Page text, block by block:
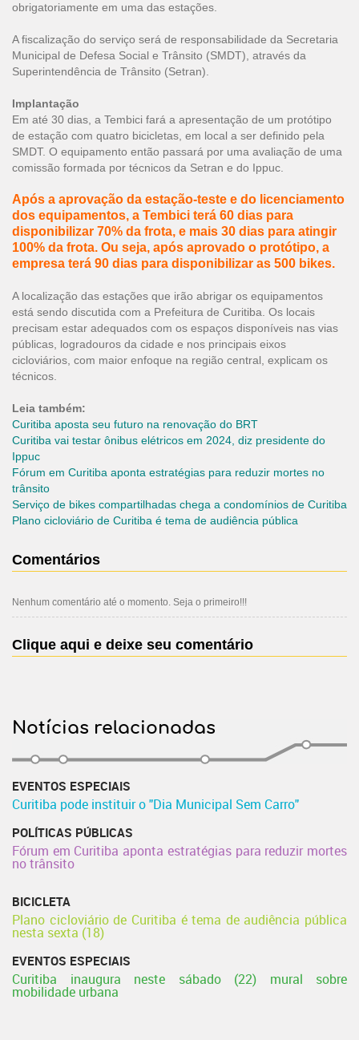
obrigatoriamente em uma das estações.
A fiscalização do serviço será de responsabilidade da Secretaria
Municipal de Defesa Social e Trânsito (SMDT), através da
Superintendência de Trânsito (Setran).
Implantação
Em até 30 dias, a Tembici fará a apresentação de um protótipo
de estação com quatro bicicletas, em local a ser definido pela
SMDT. O equipamento então passará por uma avaliação de uma
comissão formada por técnicos da Setran e do Ippuc.
Após a aprovação da estação-teste e do licenciamento
dos equipamentos, a Tembici terá 60 dias para
disponibilizar 70% da frota, e mais 30 dias para atingir
100% da frota. Ou seja, após aprovado o protótipo, a
empresa terá 90 dias para disponibilizar as 500 bikes.
A localização das estações que irão abrigar os equipamentos
está sendo discutida com a Prefeitura de Curitiba. Os locais
precisam estar adequados com os espaços disponíveis nas vias
públicas, logradouros da cidade e nos principais eixos
cicloviários, com maior enfoque na região central, explicam os
técnicos.
Leia também:
Curitiba aposta seu futuro na renovação do BRT
Curitiba vai testar ônibus elétricos em 2024, diz presidente do
Ippuc
Fórum em Curitiba aponta estratégias para reduzir mortes no
trânsito
Serviço de bikes compartilhadas chega a condomínios de Curitiba
Plano cicloviário de Curitiba é tema de audiência pública
Comentários
Nenhum comentário até o momento. Seja o primeiro!!!
Clique aqui e deixe seu comentário
Notícias relacionadas
EVENTOS ESPECIAIS
Curitiba pode instituir o "Dia Municipal Sem Carro"
POLÍTICAS PÚBLICAS
Fórum em Curitiba aponta estratégias para reduzir mortes
no trânsito
BICICLETA
Plano cicloviário de Curitiba é tema de audiência pública
nesta sexta (18)
EVENTOS ESPECIAIS
Curitiba inaugura neste sábado (22) mural sobre
mobilidade urbana